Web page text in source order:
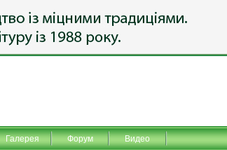
Галерея Форум Видео